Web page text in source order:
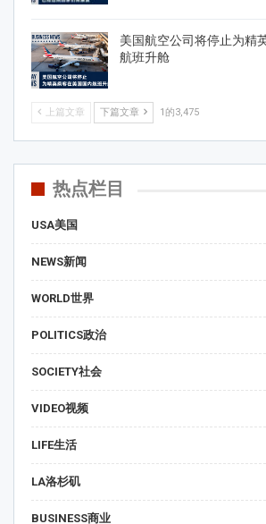
美国航空公司将停止为精
航班升舱
上篇文章 下篇文章 1的3,475
热点栏目
USA美国
NEWS新闻
WORLD世界
POLITICS政治
SOCIETY社会
VIDEO视频
LIFE生活
LA洛杉矶
BUSINESS商业